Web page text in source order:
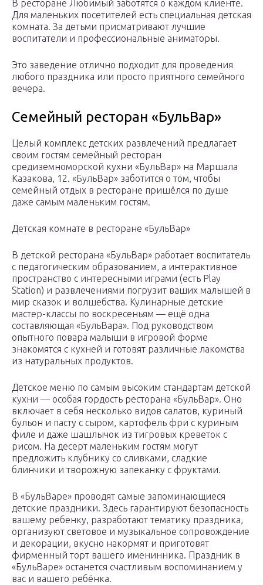
В ресторане Любимый заботятся о каждом клиенте.
Для маленьких посетителей есть специальная детская
комната. За детьми присматривают лучшие
воспитатели и профессиональные аниматоры.
Это заведение отлично подходит для проведения
любого праздника или просто приятного семейного
вечера.
Семейный ресторан «БульВар»
Целый комплекс детских развлечений предлагает
своим гостям семейный ресторан
средиземноморской кухни «БульВар» на Маршала
Казакова, 12. «БульВар» заботится о том, чтобы
семейный отдых в ресторане пришёлся по душе
даже самым маленьким гостям.
Детская комнате в ресторане «БульВар»
В детской ресторана «БульВар» работает воспитатель
с педагогическим образованием, а интерактивное
пространство с интересными играми (есть Play
Station) и развлечениями погрузит ваших малышей в
мир сказок и волшебства. Кулинарные детские
мастер-классы по воскресеньям — ещё одна
составляющая «БульВара». Под руководством
опытного повара малыши в игровой форме
знакомятся с кухней и готовят различные лакомства
из натуральных продуктов.
Детское меню по самым высоким стандартам детской
кухни — особая гордость ресторана «БульВар». Оно
включает в себя несколько видов салатов, куриный
бульон и пасту с сыром, картофель фри с куриным
филе и даже шашлычок из тигровых креветок с
рисом. На десерт маленьким гостям могут
предложить клубнику со сливками, сладкие
блинчики и творожную запеканку с фруктами.
В «БульВаре» проводят самые запоминающиеся
детские праздники. Здесь гарантируют безопасность
вашему ребенку, разработают тематику праздника,
организуют световое и музыкальное сопровождение
и декорации, вкусно накормят и приготовят
фирменный торт вашего именинника. Праздник в
«БульВаре» останется счастливым воспоминанием у
вас и вашего ребёнка.